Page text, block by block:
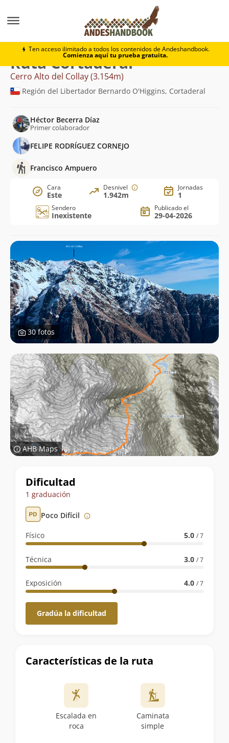
Ten acceso ilimitado a todos los contenidos de Andeshandbook.
Comienza aquí tu prueba gratuita.
Cerro Alto del Collay
Ruta Cortaderal
Cerro Alto del Collay (3.154m)
Región del Libertador Bernardo O'Higgins, Cortaderal
Héctor Becerra Díaz
Primer colaborador
FELIPE RODRÍGUEZ CORNEJO
Francisco Ampuero
Cara
Este
Desnivel
1.942m
Jornadas
1
Sendero
Inexistente
Publicado el
29-04-2026
30 fotos
AHB Maps
Datos
de
la
ruta
Dificultad
1 graduación
Poco Difícil
Físico 5.0 / 7
Técnica 3.0 / 7
Exposición 4.0 / 7
Gradúa la dificultad
Características de la ruta
Escalada en
roca
Caminata
simple